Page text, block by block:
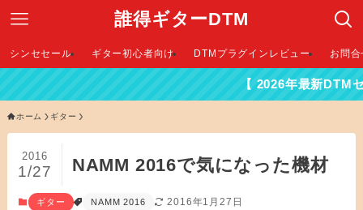
誰得ギターDTM
シンセセール ギター初心者向け DTMプラグインレビュー お問
【 2026年最新DTMセール情報は
ホーム ギター
NAMM 2016で気になった機材
2016
1/27
ギター NAMM 2016 2016年1月27日